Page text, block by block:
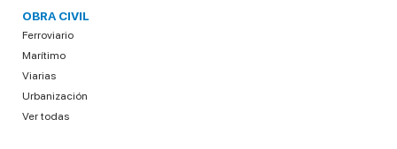
OBRA CIVIL
Ferroviario
Marítimo
Viarias
Urbanización
Ver todas